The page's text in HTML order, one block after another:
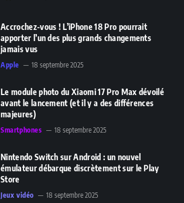
Accrochez-vous ! L’iPhone 18 Pro pourrait
apporter l’un des plus grands changements
jamais vus
Apple 18 septembre 2025
Le module photo du Xiaomi 17 Pro Max dévoilé
avant le lancement (et il y a des différences
majeures)
Smartphones 18 septembre 2025
Nintendo Switch sur Android : un nouvel
émulateur débarque discrètement sur le Play
Store
Jeux vidéo 18 septembre 2025